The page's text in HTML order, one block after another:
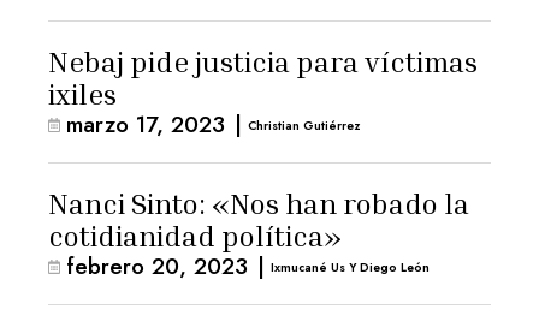
Nebaj pide justicia para víctimas
ixiles
marzo 17, 2023 | Christian Gutiérrez
Nanci Sinto: «Nos han robado la
cotidianidad política»
febrero 20, 2023 | Ixmucané Us Y Diego León